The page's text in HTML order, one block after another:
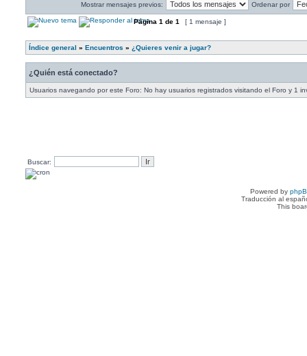
Mostrar mensajes previos: Ordenar por
Página 1 de 1 [ 1 mensaje ]
Índice general » Encuentros » ¿Quieres venir a jugar?
¿Quién está conectado?
Usuarios navegando por este Foro: No hay usuarios registrados visitando el Foro y 1
Buscar:
Powered by
Traducción al
This